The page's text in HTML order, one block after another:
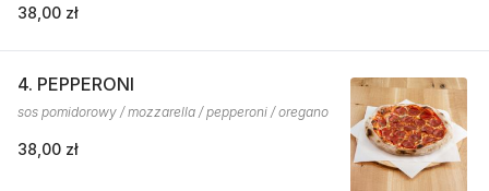
38,00 zł
4. PEPPERONI
sos pomidorowy / mozzarella / pepperoni / oregano
38,00 zł